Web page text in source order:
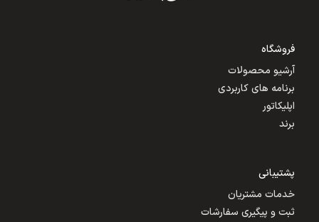
فروشگاه
آرشیو محصولات
برنامه های کاربردی
اپلیکاتور
برند
پشتیبانی
خدمات مشتریان
ثبت و پیگیری سفارشات